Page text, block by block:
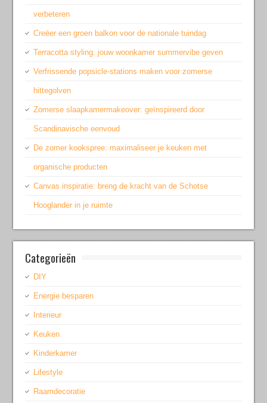
verbeteren
Creëer een groen balkon voor de nationale tuindag
Terracotta styling: jouw woonkamer summervibe geven
Verfrissende popsicle-stations maken voor zomerse
hittegolven
Zomerse slaapkamermakeover: geïnspireerd door
Scandinavische eenvoud
De zomer kookspree: maximaliseer je keuken met
organische producten
Canvas inspiratie: breng de kracht van de Schotse
Hooglander in je ruimte
Categorieën
DIY
Energie besparen
Interieur
Keuken
Kinderkamer
Lifestyle
Raamdecoratie